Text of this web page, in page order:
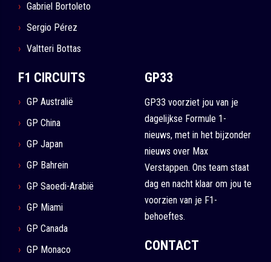
Gabriel Bortoleto
Sergio Pérez
Valtteri Bottas
F1 CIRCUITS
GP Australië
GP China
GP Japan
GP Bahrein
GP Saoedi-Arabië
GP Miami
GP Canada
GP Monaco
GP33
GP33 voorziet jou van je
dagelijkse Formule 1-
nieuws, met in het bijzonder
nieuws over Max
Verstappen. Ons team staat
dag en nacht klaar om jou te
voorzien van je F1-
behoeftes.
CONTACT